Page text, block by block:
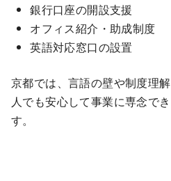
銀行口座の開設支援
オフィス紹介・助成制度
英語対応窓口の設置
京都では、言語の壁や制度理
人でも安心して事業に専念で
す。